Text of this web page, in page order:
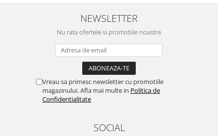
NEWSLETTER
Nu rata ofertele si promotiile noastre
Vreau sa primesc newsletter cu promotiile
magazinului. Afla mai multe in Politica de
Confidentialitate
SOCIAL